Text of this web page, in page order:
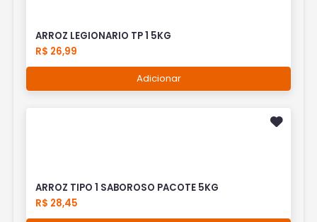
ARROZ LEGIONARIO TP 1 5KG
R$ 26,99
Adicionar
ARROZ TIPO 1 SABOROSO PACOTE 5KG
R$ 28,45